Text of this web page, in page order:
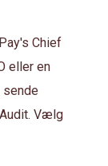
Chief
eller en
sende
Vælg